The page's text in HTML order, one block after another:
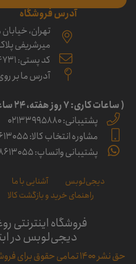
آدرس فروشگاه
تهران،
میرشریفی پلاک 19 طبقه 5
کد پستی: 1143954731
آدرس ما بر
( ساعات کاری: ۷ روز ﻫﻔﺘﻪ، ۲۴ ﺳﺎﻋﺘﻪ )
پشتیبانی: 02133995880
مشاوره انتخاب کالا: 09938613055
پشتیبانی واتساپ: 09938613055
دیجی‌لوبس آشنایی با ما
راهنمای خرید و بازگشت کالا
فروشگاه اینترنتی
دیجی‌لوبس در
حق نشر ۱۴۰۰ تمامی حقوق